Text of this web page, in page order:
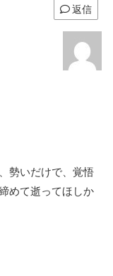
返信
勢いだけで、覚悟
めて逝ってほしか